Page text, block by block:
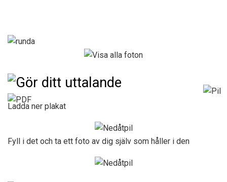
Ladda ner plakat
Fyll i det och ta ett foto av dig själv som håller i den